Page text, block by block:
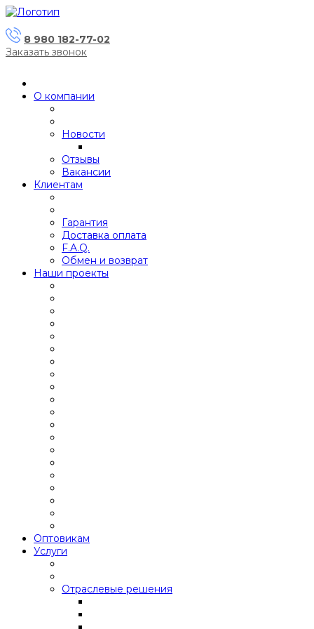
8 980 182-77-02
Заказать звонок
О компании
Новости
Отзывы
Вакансии
Клиентам
Гарантия
Доставка оплата
F.A.Q.
Обмен и возврат
Наши проекты
Оптовикам
Услуги
Отраслевые решения